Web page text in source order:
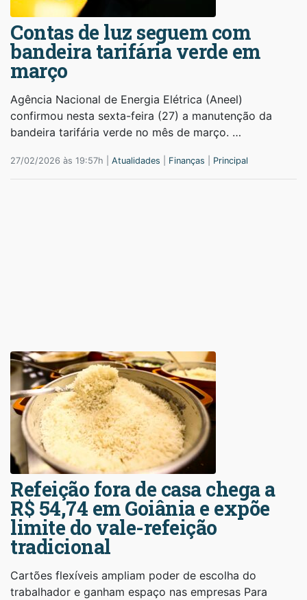
Contas de luz seguem com
bandeira tarifária verde em
março
Agência Nacional de Energia Elétrica (Aneel)
confirmou nesta sexta-feira (27) a manutenção da
bandeira tarifária verde no mês de março. …
27/02/2026 às 19:57h | Atualidades Finanças Principal
Refeição fora de casa chega a
R$ 54,74 em Goiânia e expõe
limite do vale-refeição
tradicional
Cartões flexíveis ampliam poder de escolha do
trabalhador e ganham espaço nas empresas Para